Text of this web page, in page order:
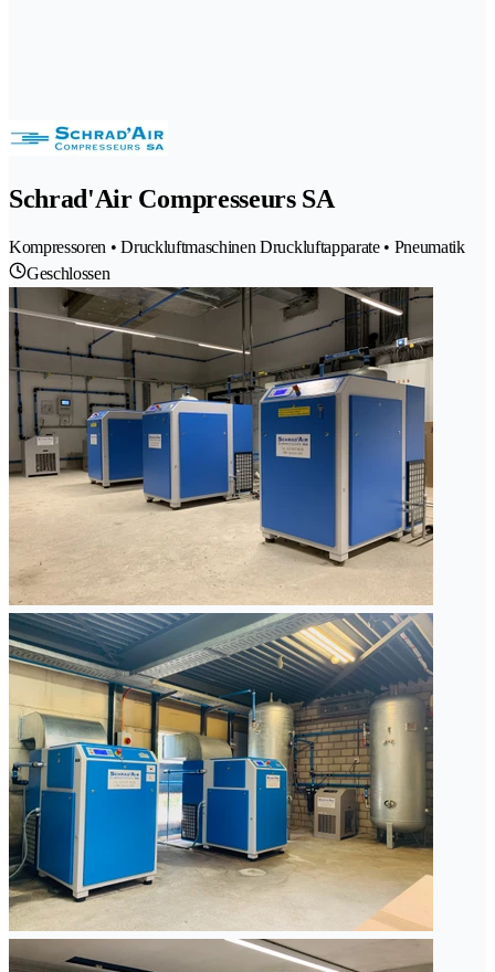
Schrad'Air Compresseurs SA
Kompressoren • Druckluftmaschinen Druckluftapparate • Pneumatik
Geschlossen